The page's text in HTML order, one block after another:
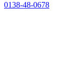
0138-48-0678